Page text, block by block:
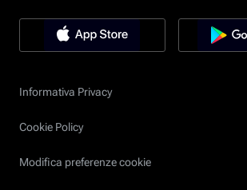
Informativa Privacy
Cookie Policy
Modifica preferenze cookie